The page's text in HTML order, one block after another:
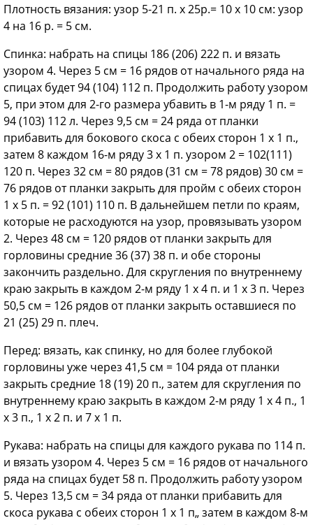
Плотность вязания: узор 5-21 п. х 25р.= 10 х 10 см: узор
4 на 16 р. = 5 см.
Спинка: набрать на спицы 186 (206) 222 п. и вязать
узором 4. Через 5 см = 16 рядов от начального ряда на
спицах будет 94 (104) 112 п. Продолжить работу узором
5, при этом для 2-го размера убавить в 1-м ряду 1 п. =
94 (103) 112 л. Через 9,5 см = 24 ряда от планки
прибавить для бокового скоса с обеих сторон 1 х 1 п.,
затем 8 каждом 16-м ряду 3 x 1 п. узором 2 = 102(111)
120 п. Через 32 см = 80 рядов (31 см = 78 рядов) 30 см =
76 рядов от планки закрыть для пройм с обеих сторон
1 х 5 п. = 92 (101) 110 п. В дальнейшем петли по краям,
которые не расходуются на узор, провязывать узором
2. Через 48 см = 120 рядов от планки закрыть для
горловины средние 36 (37) 38 п. и обе стороны
закончить раздельно. Для скругления по внутреннему
краю закрыть в каждом 2-м ряду 1 х 4 п. и 1 х 3 п. Через
50,5 см = 126 рядов от планки закрыть оставшиеся по
21 (25) 29 п. плеч.
Перед: вязать, как спинку, но для более глубокой
горловины уже через 41,5 см = 104 ряда от планки
закрыть средние 18 (19) 20 п., затем для скругления по
внутреннему краю закрыть в каждом 2-м ряду 1 х 4 п., 1
х 3 п., 1 х 2 п. и 7 x 1 п.
Рукава: набрать на спицы для каждого рукава по 114 п.
и вязать узором 4. Через 5 см = 16 рядов от начального
ряда на спицах будет 58 п. Продолжить работу узором
5. Через 13,5 см = 34 ряда от планки прибавить для
скоса рукава с обеих сторон 1 х 1 п„ затем в каждом 8-м